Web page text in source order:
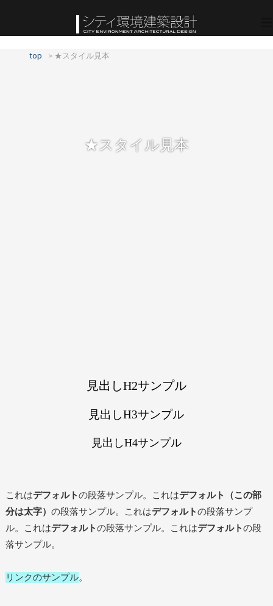
top ★スタイル見本
★スタイル見本
見出しH2サンプル
見出しH3サンプル
見出しH4サンプル
これはデフォルトの段落サンプル。これはデフォルト（この部
分は太字） の段落サンプル。これはデフォルトの段落サンプ
ル。これはデフォルトの段落サンプル。これはデフォルトの段
落サンプル。
リンクのサンプル。